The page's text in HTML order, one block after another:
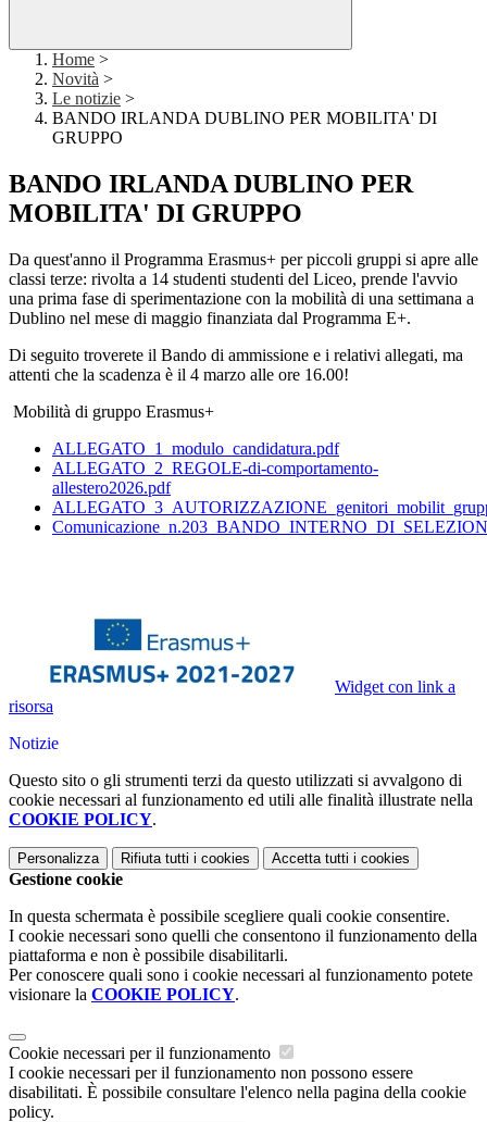
Home >
Novità >
Le notizie >
BANDO IRLANDA DUBLINO PER MOBILITA' DI
GRUPPO
BANDO IRLANDA DUBLINO PER
MOBILITA' DI GRUPPO
Da quest'anno il Programma Erasmus+ per piccoli gruppi si apre alle
classi terze: rivolta a 14 studenti studenti del Liceo, prende l'avvio
una prima fase di sperimentazione con la mobilità di una settimana a
Dublino nel mese di maggio finanziata dal Programma E+.
Di seguito troverete il Bando di ammissione e i relativi allegati, ma
attenti che la scadenza è il 4 marzo alle ore 16.00!
Mobilità di gruppo Erasmus+
ALLEGATO_1_modulo_candidatura.pdf
ALLEGATO_2_REGOLE-di-comportamento-
allestero2026.pdf
Widget con link a
risorsa
Notizie
Questo sito o gli strumenti terzi da questo utilizzati si avvalgono di
cookie necessari al funzionamento ed utili alle finalità illustrate nella
COOKIE POLICY.
Personalizza Rifiuta tutti i cookies Accetta tutti i cookies
Gestione cookie
In questa schermata è possibile scegliere quali cookie consentire.
I cookie necessari sono quelli che consentono il funzionamento della
piattaforma e non è possibile disabilitarli.
Per conoscere quali sono i cookie necessari al funzionamento potete
visionare la COOKIE POLICY.
Cookie necessari per il funzionamento
I cookie necessari per il funzionamento non possono essere
disabilitati. È possibile consultare l'elenco nella pagina della cookie
policy.